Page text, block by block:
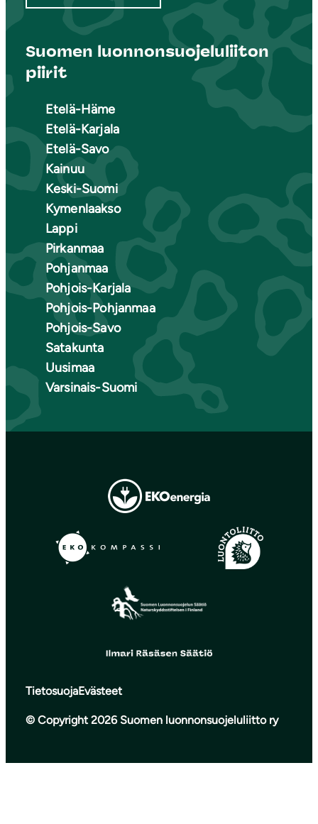
Suomen luonnonsuojeluliiton
piirit
Etelä-Häme
Etelä-Karjala
Etelä-Savo
Kainuu
Keski-Suomi
Kymenlaakso
Lappi
Pirkanmaa
Pohjanmaa
Pohjois-Karjala
Pohjois-Pohjanmaa
Pohjois-Savo
Satakunta
Uusimaa
Varsinais-Suomi
TietosuojaEvästeet
© Copyright 2026 Suomen luonnonsuojeluliitto ry